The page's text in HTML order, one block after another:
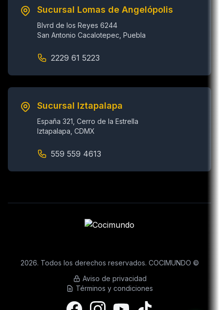
Sucursal Lomas de Angelópolis
Blvrd de los Reyes 6244
San Antonio Cacalotepec, Puebla
2229 61 5223
Sucursal Iztapalapa
España 321, Cerro de la Estrella
Iztapalapa, CDMX
559 559 4613
2026. Todos los derechos reservados. COCIMUNDO ©
Aviso de privacidad
Términos y condiciones